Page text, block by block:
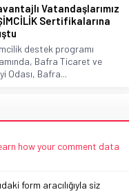
Vatandaşlarımız
Sertifikalarına
destek programı
Bafra Ticaret ve
Odası, Bafra...
how your comment data
form aracılığıyla siz